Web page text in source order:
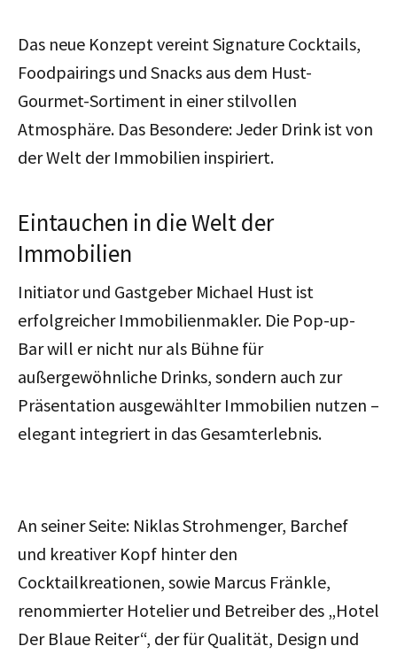
Das neue Konzept vereint Signature Cocktails,
Foodpairings und Snacks aus dem Hust-
Gourmet-Sortiment in einer stilvollen
Atmosphäre. Das Besondere: Jeder Drink ist von
der Welt der Immobilien inspiriert.
Eintauchen in die Welt der
Immobilien
Initiator und Gastgeber Michael Hust ist
erfolgreicher Immobilienmakler. Die Pop-up-
Bar will er nicht nur als Bühne für
außergewöhnliche Drinks, sondern auch zur
Präsentation ausgewählter Immobilien nutzen –
elegant integriert in das Gesamterlebnis.
An seiner Seite: Niklas Strohmenger, Barchef
und kreativer Kopf hinter den
Cocktailkreationen, sowie Marcus Fränkle,
renommierter Hotelier und Betreiber des „Hotel
Der Blaue Reiter“, der für Qualität, Design und